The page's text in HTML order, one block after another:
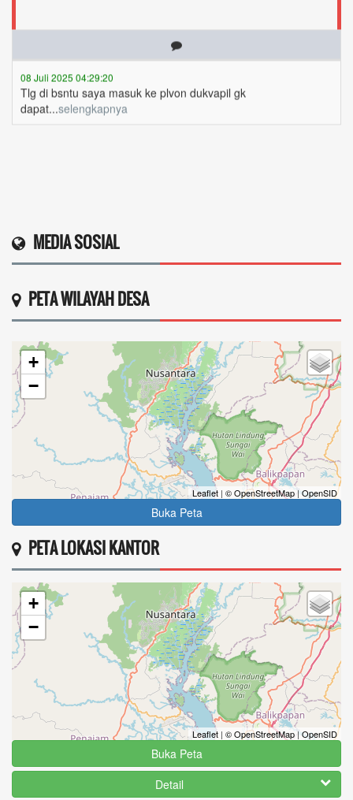
08 Juli 2025 04:29:20
Tlg di bsntu saya masuk ke plvon dukvapil gk
dapat...selengkapnya
MEDIA SOSIAL
PETA WILAYAH DESA
+
−
Leaflet | © OpenStreetMap |OpenSID
Buka Peta
PETA LOKASI KANTOR
+
−
Leaflet | © OpenStreetMap |OpenSID
Buka Peta
Detail